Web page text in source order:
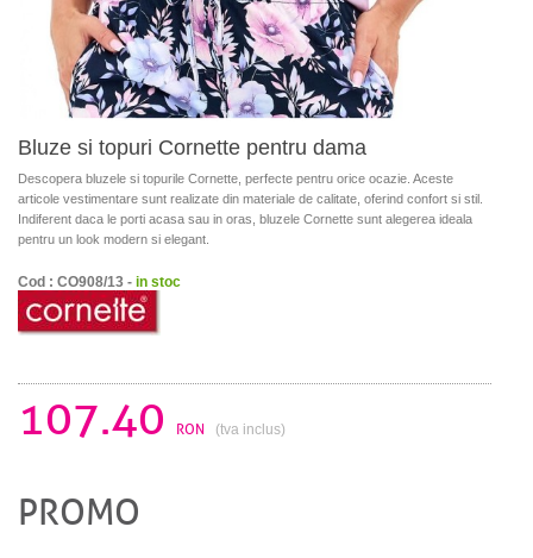
Bluze si topuri Cornette pentru dama
Descopera bluzele si topurile Cornette, perfecte pentru orice ocazie. Aceste
articole vestimentare sunt realizate din materiale de calitate, oferind confort si stil.
Indiferent daca le porti acasa sau in oras, bluzele Cornette sunt alegerea ideala
pentru un look modern si elegant.
Cod : CO908/13 - in stoc
107.40 RON (tva inclus)
PROMO